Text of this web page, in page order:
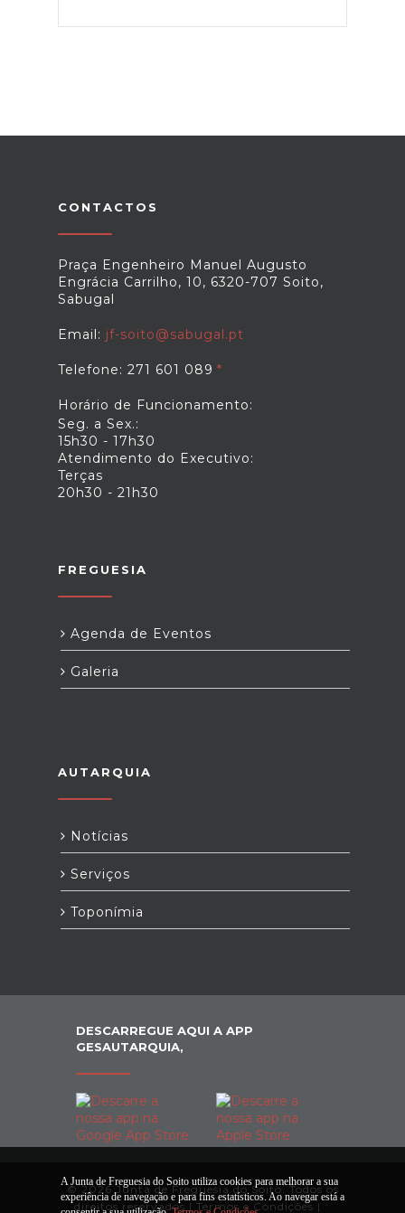
CONTACTOS
Praça Engenheiro Manuel Augusto
Engrácia Carrilho, 10, 6320-707 Soito,
Sabugal
Email: jf-soito@sabugal.pt
Telefone: 271 601 089
Horário de Funcionamento:
Seg. a Sex.:
15h30 - 17h30
Atendimento do Executivo:
Terças
20h30 - 21h30
FREGUESIA
Agenda de Eventos
Galeria
AUTARQUIA
Notícias
Serviços
Toponímia
DESCARREGUE AQUI A APP
GESAUTARQUIA,
© 2026 Junta de Freguesia do Soito. Todos os
direitos reservados | Termos e Condições | *
A Junta de Freguesia do Soito utiliza cookies para melhorar a sua
experiência de navegação e para fins estatísticos. Ao navegar está a